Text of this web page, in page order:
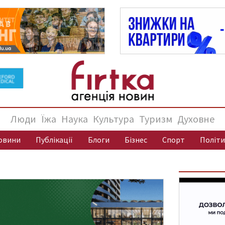
Люди Їжа Наука Культура Туризм Духовне
Публікації Блоги Бізнес Спорт